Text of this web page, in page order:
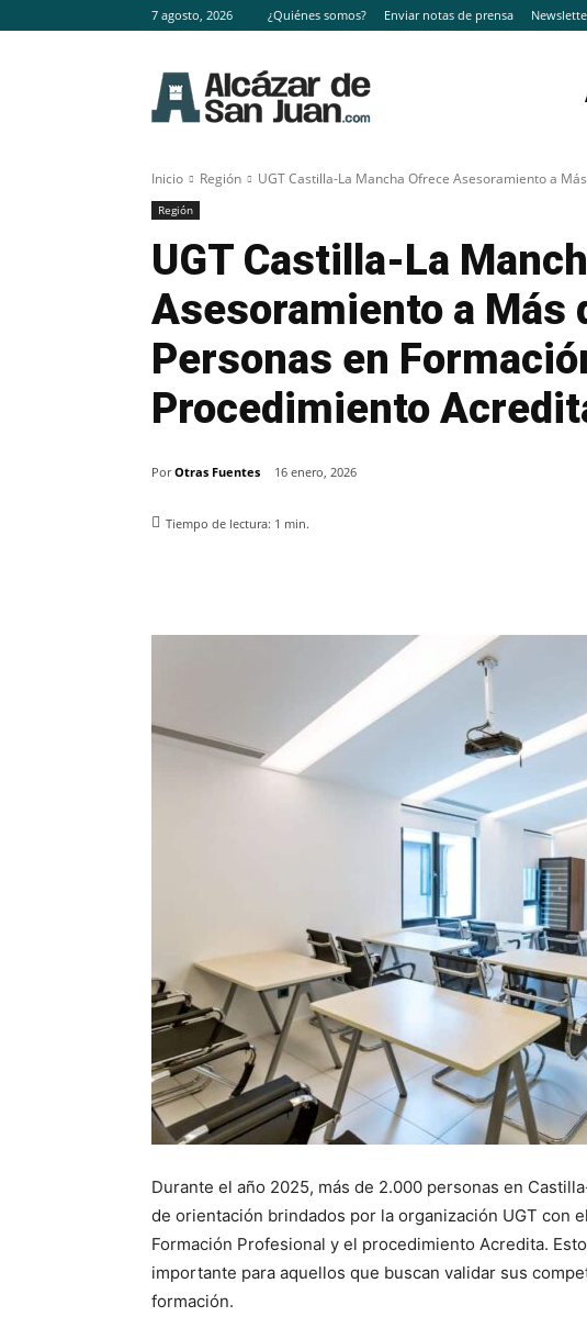
7 agosto, 2026 ¿Quiénes somos? Enviar notas de prensa
Inicio Región UGT Castilla-La Mancha Ofrece Asesoramiento a
Región
UGT Castilla-La
Asesoramiento a Más
Personas en
Procedimiento
Por Otras Fuentes 16 enero, 2026
Tiempo de lectura: 1 min.
Durante el año 2025, más de 2.000 personas en
de orientación brindados por la organización UGT con
Formación Profesional y el procedimiento Acredita.
importante para aquellos que buscan validar sus
formación.